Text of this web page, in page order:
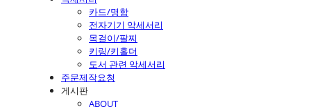
카드/명함
전자기기 악세서리
목걸이/팔찌
키링/키홀더
도서 관련 악세서리
주문제작요청
게시판
ABOUT